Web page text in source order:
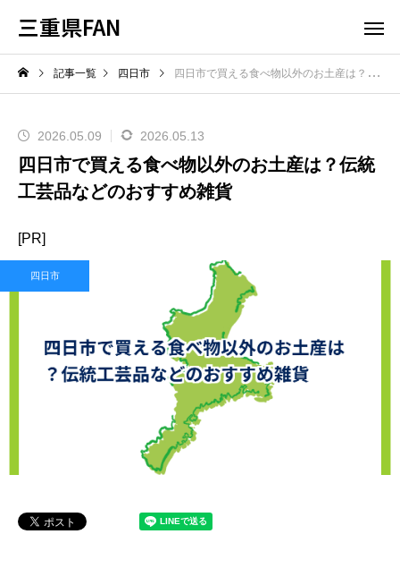
三重県FAN
記事一覧 四日市 四日市で買える食べ物以外のお土産は？伝統工芸品などのおすすめ雑貨
2026.05.09 2026.05.13
四日市で買える食べ物以外のお土産は？伝統
工芸品などのおすすめ雑貨
[PR]
四日市